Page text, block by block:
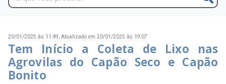
20/01/2025 às 11:49, Atualizado em 20/01/2025 às 19:07
Tem Início a Coleta de Lixo nas
Agrovilas do Capão Seco e Capão
Bonito